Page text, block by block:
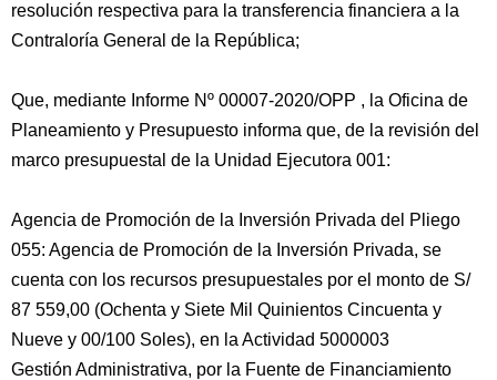
resolución respectiva para la transferencia financiera a la
Contraloría General de la República;
Que, mediante Informe Nº 00007-2020/OPP , la Oficina de
Planeamiento y Presupuesto informa que, de la revisión del
marco presupuestal de la Unidad Ejecutora 001:
Agencia de Promoción de la Inversión Privada del Pliego
055: Agencia de Promoción de la Inversión Privada, se
cuenta con los recursos presupuestales por el monto de S/
87 559,00 (Ochenta y Siete Mil Quinientos Cincuenta y
Nueve y 00/100 Soles), en la Actividad 5000003
Gestión Administrativa, por la Fuente de Financiamiento